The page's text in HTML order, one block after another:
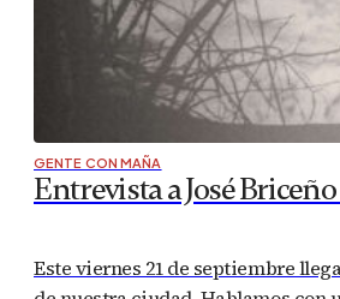
GENTE CON MAÑA
Entrevista a José
Este viernes 21 de septiembre